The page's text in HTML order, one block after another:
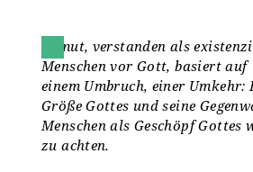
Demut, verstanden als
Menschen vor Gott, basiert auf
einem Umbruch, einer Umkehr:
Größe Gottes und seine
Menschen als Geschöpf Gottes
zu achten.